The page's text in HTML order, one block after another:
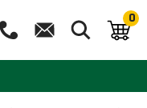
0